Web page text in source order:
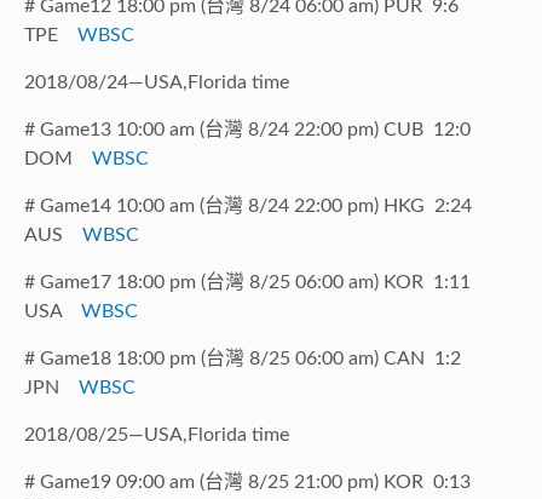
# Game12 18:00 pm (台灣 8/24 06:00 am) PUR 9:6
TPE WBSC
2018/08/24—USA,Florida time
# Game13 10:00 am (台灣 8/24 22:00 pm) CUB 12:0
DOM WBSC
# Game14 10:00 am (台灣 8/24 22:00 pm) HKG 2:24
AUS WBSC
# Game17 18:00 pm (台灣 8/25 06:00 am) KOR 1:11
USA WBSC
# Game18 18:00 pm (台灣 8/25 06:00 am) CAN 1:2
JPN WBSC
2018/08/25—USA,Florida time
# Game19 09:00 am (台灣 8/25 21:00 pm) KOR 0:13